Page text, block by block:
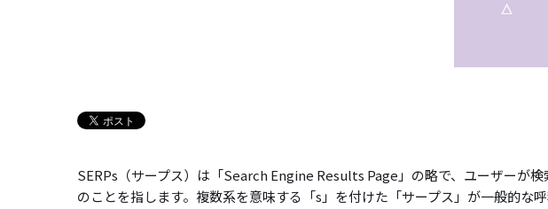
SERPs（サープス）は「Search Engine Results Page」の略で、ユーザーが
のことを指します。複数系を意味する「s」を付けた「サープス」が一般的な